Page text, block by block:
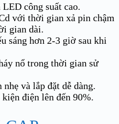
công suất cao.
với thời gian xả pin chậm
gian dài.
sáng hơn 2-3 giờ sau khi
nổ trong thời gian sử
và lắp đặt dễ dàng.
điện lên đến 90%.